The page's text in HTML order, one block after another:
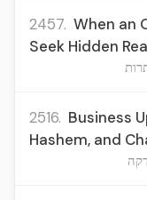
2457. When an
Seek Hidden
2516. Business
Hashem, and